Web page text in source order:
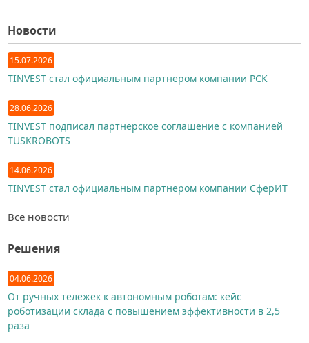
Новости
15.07.2026
TINVEST стал официальным партнером компании РСК
28.06.2026
TINVEST подписал партнерское соглашение с компанией
TUSKROBOTS
14.06.2026
TINVEST стал официальным партнером компании СферИТ
Все новости
Решения
04.06.2026
От ручных тележек к автономным роботам: кейс
роботизации склада с повышением эффективности в 2,5
раза